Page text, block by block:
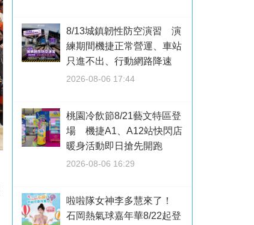
8/13城鎮韌性防空演習 演
練期間機捷正常營運、車站
只進不出、行動網路降速
2026-08-06 17:44
桃園冷飲節8/21藝文特區登
場 機捷A1、A12站快閃店
暖身活動即日搶先開跑
2026-08-06 16:29
啦啦隊女神李多慧來了！
石岡熱氣球嘉年華8/22起登